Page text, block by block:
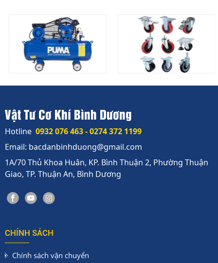
Vật Tư Cơ Khí Bình Dương
Hotline 0932 076 463 - 0274 372 1199
Email: bacdanbinhduong@gmail.com
1A/70 Thủ Khoa Huân, KP. Bình Thuận 2, Phường Thuận
Giao, TP. Thuận An, Bình Dương
CHÍNH SÁCH
Chính sách vận chuyển